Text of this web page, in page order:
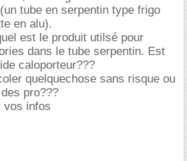
tube en serpentin type frigo
en alu).
est le produit utilsé pour
dans le tube serpentin. Est
caloporteur???
quelquechose sans risque ou
pro???
vos infos